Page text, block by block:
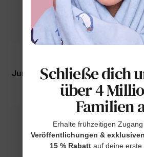
Jungen-Badeanzüge für
Kleinkinder in Blau
$16.99
Schließe dich
über 4
Familien
Erhalte frühzeitigen Zugang
Veröffentlichungen &
15 % Rabatt auf deine erste